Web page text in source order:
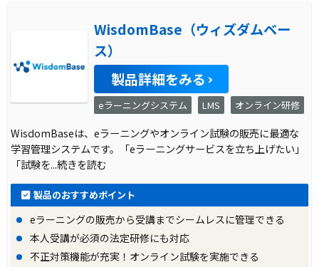
WisdomBase（ウィズダムベー
ス）
製品詳細をみる
eラーニングシステム LMS オンライン研修
WisdomBaseは、eラーニングやオンライン試験の販売に最適な
学習管理システムです。「eラーニングサービスを立ち上げたい」
「試験を...続きを読む
製品のおすすめポイント
eラーニングの販売から受講までシームレスに管理できる
本人受講が必須の法定研修にも対応
不正対策機能が充実！オンライン試験を実施できる